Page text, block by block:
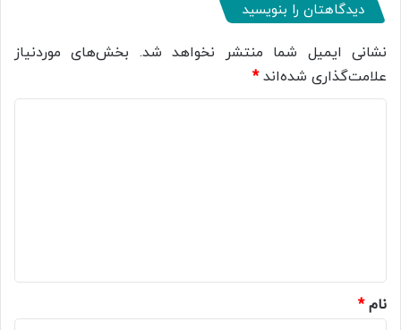
دیدگاهتان را بنویسید
نشانی ایمیل شما منتشر نخواهد شد. بخش‌های موردنیاز
علامت‌گذاری شده‌اند*
نام*